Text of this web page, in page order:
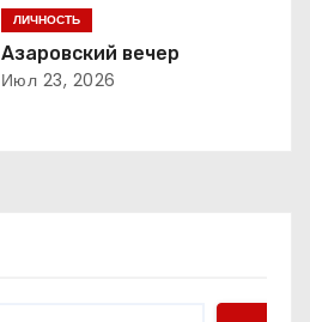
ЛИЧНОСТЬ
Азаровский вечер
Июл 23, 2026